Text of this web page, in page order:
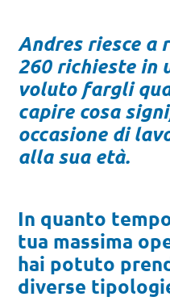
Andres riesce a
260 richieste in
voluto fargli
capire cosa
occasione di
alla sua età.
In quanto
tua massima
hai potuto
diverse